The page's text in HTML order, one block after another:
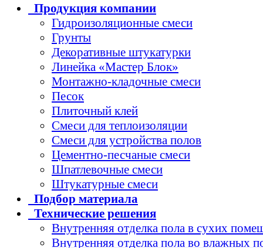
Продукция компании
Гидроизоляционные смеси
Грунты
Декоративные штукатурки
Линейка «Мастер Блок»
Монтажно-кладочные смеси
Песок
Плиточный клей
Смеси для теплоизоляции
Смеси для устройства полов
Цементно-песчаные смеси
Шпатлевочные смеси
Штукатурные смеси
Подбор материала
Технические решения
Внутренняя отделка пола в сухих
Внутренняя отделка пола во влажных